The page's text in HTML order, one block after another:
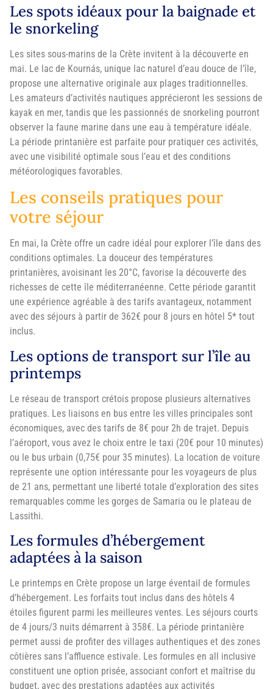
Les spots idéaux pour la baignade et
le snorkeling
Les sites sous-marins de la Crète invitent à la découverte en
mai. Le lac de Kournás, unique lac naturel d’eau douce de l’île,
propose une alternative originale aux plages traditionnelles.
Les amateurs d’activités nautiques apprécieront les sessions de
kayak en mer, tandis que les passionnés de snorkeling pourront
observer la faune marine dans une eau à température idéale.
La période printanière est parfaite pour pratiquer ces activités,
avec une visibilité optimale sous l’eau et des conditions
météorologiques favorables.
Les conseils pratiques pour
votre séjour
En mai, la Crète offre un cadre idéal pour explorer l’île dans des
conditions optimales. La douceur des températures
printanières, avoisinant les 20°C, favorise la découverte des
richesses de cette île méditerranéenne. Cette période garantit
une expérience agréable à des tarifs avantageux, notamment
avec des séjours à partir de 362€ pour 8 jours en hôtel 5* tout
inclus.
Les options de transport sur l’île au
printemps
Le réseau de transport crétois propose plusieurs alternatives
pratiques. Les liaisons en bus entre les villes principales sont
économiques, avec des tarifs de 8€ pour 2h de trajet. Depuis
l’aéroport, vous avez le choix entre le taxi (20€ pour 10 minutes)
ou le bus urbain (0,75€ pour 35 minutes). La location de voiture
représente une option intéressante pour les voyageurs de plus
de 21 ans, permettant une liberté totale d’exploration des sites
remarquables comme les gorges de Samaria ou le plateau de
Lassithi.
Les formules d’hébergement
adaptées à la saison
Le printemps en Crète propose un large éventail de formules
d’hébergement. Les forfaits tout inclus dans des hôtels 4
étoiles figurent parmi les meilleures ventes. Les séjours courts
de 4 jours/3 nuits démarrent à 358€. La période printanière
permet aussi de profiter des villages authentiques et des zones
côtières sans l’affluence estivale. Les formules en all inclusive
constituent une option prisée, associant confort et maîtrise du
budget, avec des prestations adaptées aux activités